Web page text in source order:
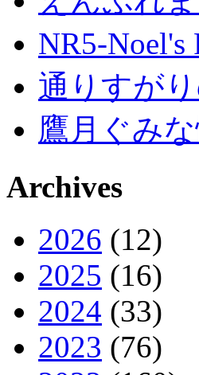
NR5-Noel's
通りすが
鷹月ぐみ
Archives
2026 (12)
2025 (16)
2024 (33)
2023 (76)